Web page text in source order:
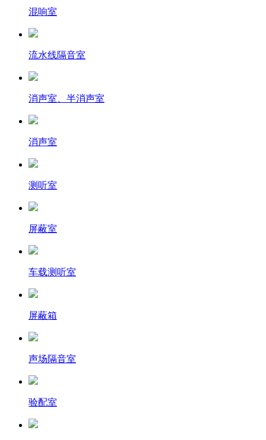
混响室
流水线隔音室
消声室、半消声室
消声室
测听室
屏蔽室
车载测听室
屏蔽箱
声场隔音室
验配室